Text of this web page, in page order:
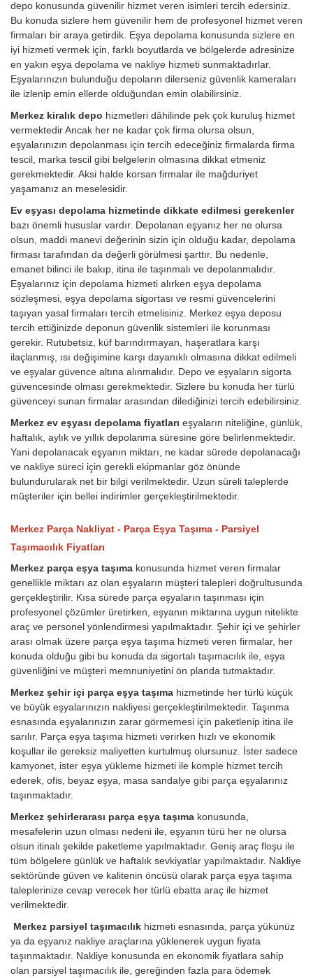
depo konusunda güvenilir hizmet veren isimleri tercih edersiniz.
Bu konuda sizlere hem güvenilir hem de profesyonel hizmet veren
firmaları bir araya getirdik. Eşya depolama konusunda sizlere en
iyi hizmeti vermek için, farklı boyutlarda ve bölgelerde adresinize
en yakın eşya depolama ve nakliye hizmeti sunmaktadırlar.
Eşyalarınızın bulunduğu depoların dilerseniz güvenlik kameraları
ile izlenip emin ellerde olduğundan emin olabilirsiniz.
Merkez kiralık depo hizmetleri dâhilinde pek çok kuruluş hizmet
vermektedir Ancak her ne kadar çok firma olursa olsun,
eşyalarınızın depolanması için tercih edeceğiniz firmalarda firma
tescil, marka tescil gibi belgelerin olmasına dikkat etmeniz
gerekmektedir. Aksi halde korsan firmalar ile mağduriyet
yaşamanız an meselesidir.
Ev eşyası depolama hizmetinde dikkate edilmesi gerekenler
bazı önemli hususlar vardır. Depolanan eşyanız her ne olursa
olsun, maddi manevi değerinin sizin için olduğu kadar, depolama
firması tarafından da değerli görülmesi şarttır. Bu nedenle,
emanet bilinci ile bakıp, itina ile taşınmalı ve depolanmalıdır.
Eşyalarınız için depolama hizmeti alırken eşya depolama
sözleşmesi, eşya depolama sigortası ve resmi güvencelerini
taşıyan yasal firmaları tercih etmelisiniz. Merkez eşya deposu
tercih ettiğinizde deponun güvenlik sistemleri ile korunması
gerekir. Rutubetsiz, küf barındırmayan, haşeratlara karşı
ilaçlanmış, ısı değişimine karşı dayanıklı olmasına dikkat edilmeli
ve eşyalar güvence altına alınmalıdır. Depo ve eşyaların sigorta
güvencesinde olması gerekmektedir. Sizlere bu konuda her türlü
güvenceyi sunan firmalar arasından dilediğinizi tercih edebilirsiniz.
Merkez ev eşyası depolama fiyatları eşyaların niteliğine, günlük,
haftalık, aylık ve yıllık depolanma süresine göre belirlenmektedir.
Yani depolanacak eşyanın miktarı, ne kadar sürede depolanacağı
ve nakliye süreci için gerekli ekipmanlar göz önünde
bulundurularak net bir bilgi verilmektedir. Uzun süreli taleplerde
müşteriler için bellei indirimler gerçekleştirilmektedir.
Merkez Parça Nakliyat - Parça Eşya Taşıma - Parsiyel
Taşımacılık Fiyatları
Merkez parça eşya taşıma konusunda hizmet veren firmalar
genellikle miktarı az olan eşyaların müşteri talepleri doğrultusunda
gerçekleştirilir. Kısa sürede parça eşyaların taşınması için
profesyonel çözümler üretirken, eşyanın miktarına uygun nitelikte
araç ve personel yönlendirmesi yapılmaktadır. Şehir içi ve şehirler
arası olmak üzere parça eşya taşıma hizmeti veren firmalar, her
konuda olduğu gibi bu konuda da sigortalı taşımacılık ile, eşya
güvenliğini ve müşteri memnuniyetini ön planda tutmaktadır.
Merkez şehir içi parça eşya taşıma hizmetinde her türlü küçük
ve büyük eşyalarınızın nakliyesi gerçekleştirilmektedir. Taşınma
esnasında eşyalarınızın zarar görmemesi için paketlenip itina ile
sarılır. Parça eşya taşıma hizmeti verirken hızlı ve ekonomik
koşullar ile gereksiz maliyetten kurtulmuş olursunuz. İster sadece
kamyonet, ister eşya yükleme hizmeti ile komple hizmet tercih
ederek, ofis, beyaz eşya, masa sandalye gibi parça eşyalarınız
taşınmaktadır.
Merkez şehirlerarası parça eşya taşıma konusunda,
mesafelerin uzun olması nedeni ile, eşyanın türü her ne olursa
olsun itinalı şekilde paketleme yapılmaktadır. Geniş araç floşu ile
tüm bölgelere günlük ve haftalık sevkiyatlar yapılmaktadır. Nakliye
sektöründe güven ve kalitenin öncüsü olarak parça eşya taşıma
taleplerinize cevap verecek her türlü ebatta araç ile hizmet
verilmektedir.
Merkez parsiyel taşımacılık hizmeti esnasında, parça yükünüz
ya da eşyanız nakliye araçlarına yüklenerek uygun fiyata
taşınmaktadır. Nakliye konusunda en ekonomik fiyatlara sahip
olan parsiyel taşımacılık ile, gereğinden fazla para ödemek